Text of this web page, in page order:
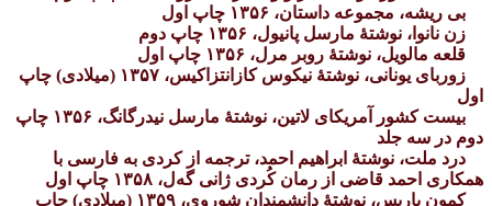
بی ریشه، مجموعه داستان، ۱۳۵۶ چاپ اول
زن نانوا، نوشتهٔ مارسل پانیول، ۱۳۵۶ چاپ دوم
قلعه مالویل، نوشتهٔ روبر مرل، ۱۳۵۶ چاپ اول
زوربای یونانی، نوشتهٔ نیکوس کازانتزاکیس، ۱۳۵۷ (میلادی) چاپ
اول
بیست کشور آمریکای لاتین، نوشتهٔ مارسل نیدرگانگ، ۱۳۵۶ چاپ
دوم در سه جلد
درد ملت، نوشتهٔ ابراهیم احمد، ترجمه از کردی به فارسی با
همکاری احمد قاضی از رمان کُردی ژانی گه‌ل، ۱۳۵۸ چاپ اول
کمون پاریس، نوشتهٔ دانشمندان شوروی، ۱۳۵۹ (میلادی) چاپ